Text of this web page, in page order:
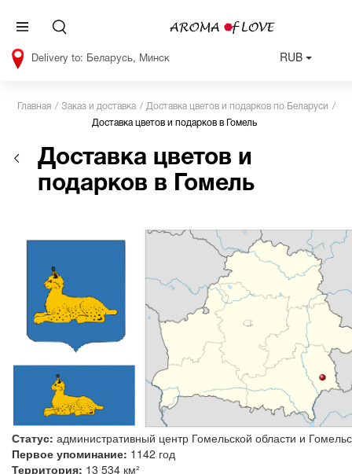
Беларусь, Минск RUB
Главная Заказ и доставка
Доставка цветов и подарков по Беларуси
Доставка цветов и подарков в Гомель
Доставка цветов и
подарков в Гомель
Статус: административный центр Гомельской области и
Первое упоминание: 1142 год
Территория: 13 534 км²